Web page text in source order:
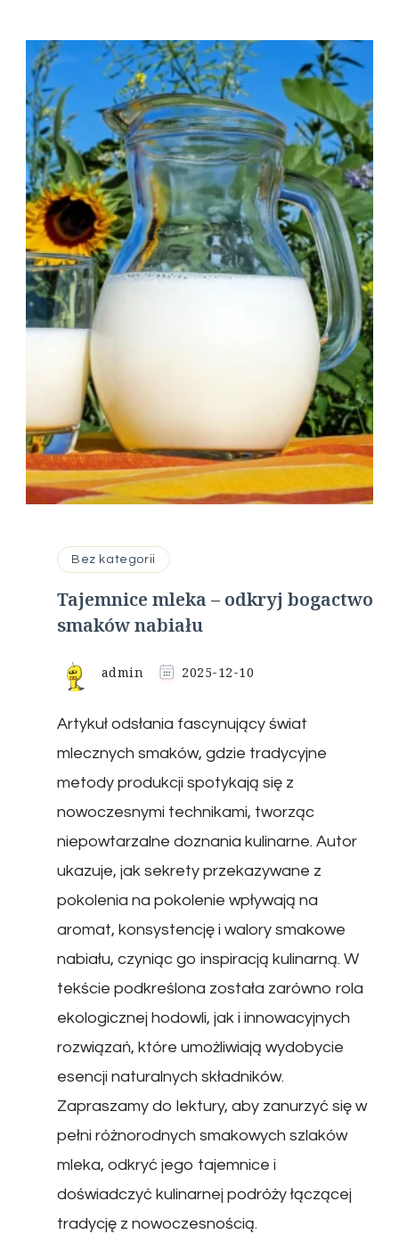
Bez kategorii
Tajemnice mleka – odkryj bogactwo
smaków nabiału
admin 2025-12-10
Artykuł odsłania fascynujący świat
mlecznych smaków, gdzie tradycyjne
metody produkcji spotykają się z
nowoczesnymi technikami, tworząc
niepowtarzalne doznania kulinarne. Autor
ukazuje, jak sekrety przekazywane z
pokolenia na pokolenie wpływają na
aromat, konsystencję i walory smakowe
nabiału, czyniąc go inspiracją kulinarną. W
tekście podkreślona została zarówno rola
ekologicznej hodowli, jak i innowacyjnych
rozwiązań, które umożliwiają wydobycie
esencji naturalnych składników.
Zapraszamy do lektury, aby zanurzyć się w
pełni różnorodnych smakowych szlaków
mleka, odkryć jego tajemnice i
doświadczyć kulinarnej podróży łączącej
tradycję z nowoczesnością.